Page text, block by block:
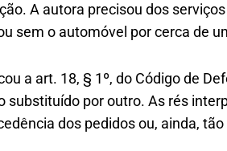
A autora precisou dos
sem o automóvel por cerca de
a art. 18, § 1º, do Código de
substituído por outro. As rés
dos pedidos ou, ainda,